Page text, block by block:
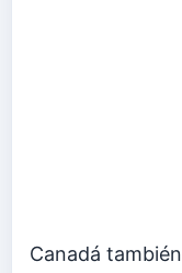
Canadá